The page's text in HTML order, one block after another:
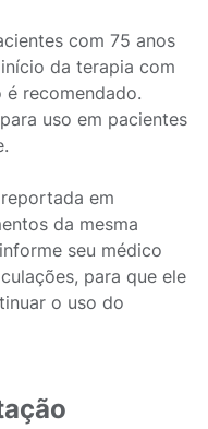
com 75 anos
da terapia com
é recomendado.
uso em pacientes
em
da mesma
seu médico
para que ele
o uso do